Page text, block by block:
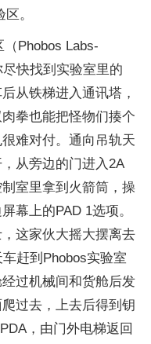
。
Phobos Labs-
快找到实验室里的
从铁梯进入通讯塔，
拳也能把怪物们揍个
难对付。通向吊轨天
从旁边的门进入2A
室里拿到火箭筒，操
幕上的PAD 1选项。
这家伙大摇大摆离去
赶到Phobos实验室
过机械间和货舱后发
过去，上去后得到钥
，由门外电梯返回